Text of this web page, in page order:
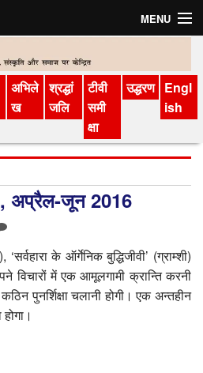
MENU
अभिले
ख
श्रद्धां
जलि
टीवी
समी
क्षा
उद्धरण Engl
ish
3, अप्रैल-जून 2016
के ऑर्गेनिक बुद्धिजीवी’ (ग्राम्शी)
विचारों में एक आमूलगामी क्रान्ति करनी
पुनर्शिक्षा चलानी होगी। एक अन्तहीन